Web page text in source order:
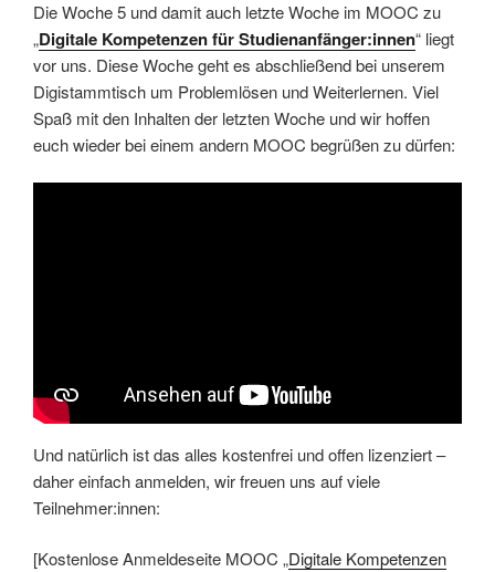
Die Woche 5 und damit auch letzte Woche im MOOC zu
„Digitale Kompetenzen für Studienanfänger:innen“ liegt
vor uns. Diese Woche geht es abschließend bei unserem
Digistammtisch um Problemlösen und Weiterlernen. Viel
Spaß mit den Inhalten der letzten Woche und wir hoffen
euch wieder bei einem andern MOOC begrüßen zu dürfen:
Und natürlich ist das alles kostenfrei und offen lizenziert –
daher einfach anmelden, wir freuen uns auf viele
Teilnehmer:innen:
[Kostenlose Anmeldeseite MOOC „Digitale Kompetenzen